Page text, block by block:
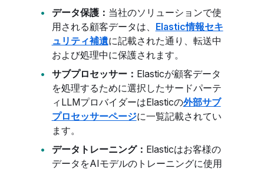
データ保護： 当社のソリューションで使
用される顧客データは、 Elastic情報セキ
ュリティ補遺に記載された通り、転送中
および処理中に保護されます。
サブプロセッサー： Elasticが顧客データ
を処理するために選択したサードパーテ
ィLLMプロバイダーはElasticの外部サブ
プロセッサーページに一覧記載されてい
ます。
データトレーニング： Elasticはお客様の
データをAIモデルのトレーニングに使用